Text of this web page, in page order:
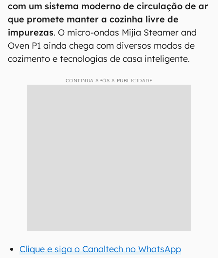
com um sistema moderno de circulação de ar
que promete manter a cozinha livre de
impurezas. O micro-ondas Mijia Steamer and
Oven P1 ainda chega com diversos modos de
cozimento e tecnologias de casa inteligente.
CONTINUA APÓS A PUBLICIDADE
Clique e siga o Canaltech no WhatsApp